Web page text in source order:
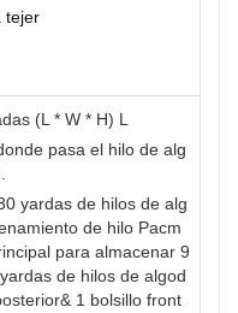
tejer
(L * W * H) L
pasa el hilo de alg
yardas de hilos de alg
de hilo Pacm
para almacenar 9
de hilos de algod
1 bolsillo front